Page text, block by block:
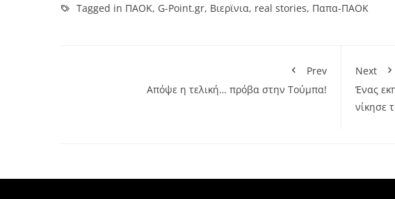
Tagged in ΠΑΟΚ, G-Point.gr, Βιερϊνια, real stories, Παπα-ΠΑΟΚ
Prev
Απόψε η τελική… πρόβα στην Τούμπα!
Next
Ένας
νίκησε